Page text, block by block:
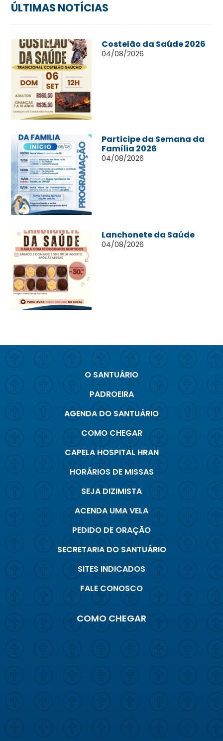
ÚLTIMAS NOTÍCIAS
Costelão da Saúde 2026
04/08/2026
Participe da Semana da
Família 2026
04/08/2026
Lanchonete da Saúde
04/08/2026
O SANTUÁRIO
PADROEIRA
AGENDA DO SANTUÁRIO
COMO CHEGAR
CAPELA HOSPITAL HRAN
HORÁRIOS DE MISSAS
SEJA DIZIMISTA
ACENDA UMA VELA
PEDIDO DE ORAÇÃO
SECRETARIA DO SANTUÁRIO
SITES INDICADOS
FALE CONOSCO
COMO CHEGAR